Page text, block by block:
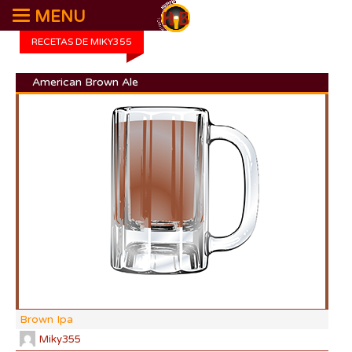
MENU
RECETAS DE MIKY355
American Brown Ale
Brown Ipa
Miky355